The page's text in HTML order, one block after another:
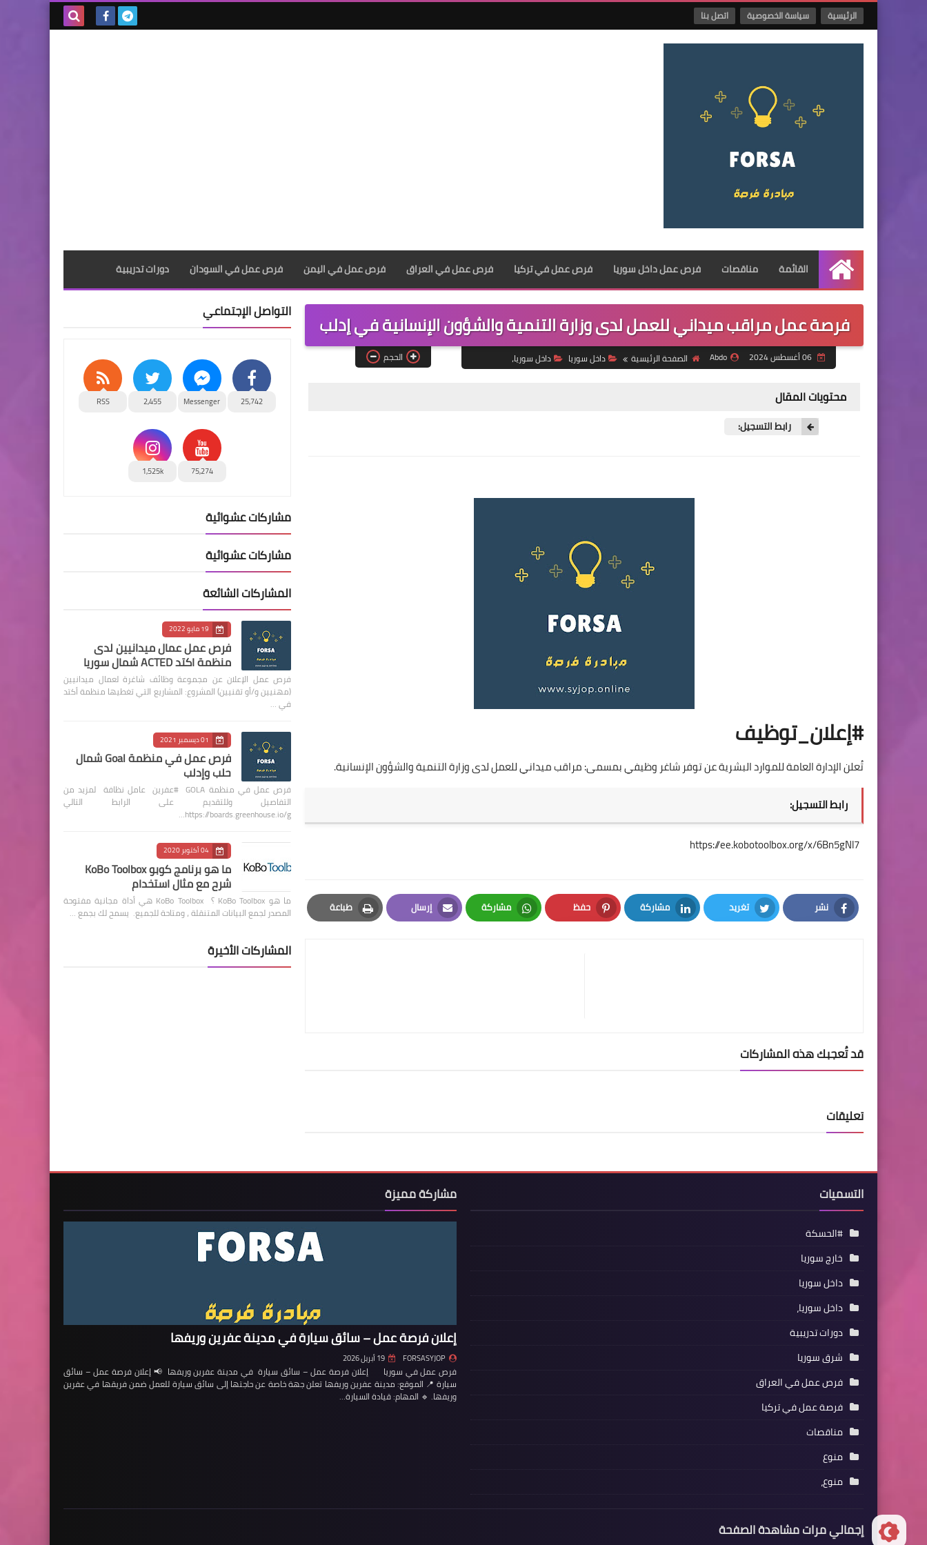
الرئيسية سياسة الخصوصية اتصل بنا
الرئيسية
القائمة مناقصات فرص عمل داخل سوريا فرص عمل في تركيا فرص عمل في العراق فرص عمل في اليمن فرص عمل في السودان دورات تدريبية
فرصة عمل مراقب ميداني للعمل لدى وزارة التنمية والشؤون الإنسانية في إدلب
06 أغسطس 2024 Abdo الصفحة الرئيسية داخل سوريا داخل سوريا، الحجم
محتويات المقال
رابط التسجيل:
#إعلان_توظيف
تُعلن الإدارة العامة للموارد البشرية عن توفر شاغر وظيفي بمسمى: مراقب ميداني للعمل لدى وزارة التنمية والشؤون الإنسانية.
رابط التسجيل:
https://ee.kobotoolbox.org/x/6Bn5gNl7
نشر
Facebook
تغريد
Twitter
مشاركة
LinkedIn
حفظ
Pinterest
مشاركة
Whatsapp
إرسال
Email
طباعة
Print
قد تُعجبك هذه المشاركات
تعليقات
التواصل الإجتماعي
25,742
Messenger
2,455
RSS
75,274
1,525k
مشاركات عشوائية
مشاركات عشوائية
المشاركات الشائعة
19 مايو 2022
فرص عمل عمال ميدانيين لدى
منظمة اكتد ACTED شمال سوريا
فرص عمل الإعلان عن مجموعة وظائف شاغرة لعمال ميدانيين
(مهنيين و/أو تقنيين) المشروع: المشاريع التي تغطيها منظمة أكتد
في …
01 ديسمبر 2021
فرص عمل في منظمة Goal شمال
حلب وإدلب
فرص عمل في منظمة GOLA #عفرين عامل نظافة لمزيد من
التفاصيل وللتقديم على الرابط التالي
https://boards.greenhouse.io/g…
04 أكتوبر 2020
ما هو برنامج كوبو KoBo Toolbox
شرح مع مثال استخدام
ما هو KoBo Toolbox ؟ KoBo Toolbox هي أداة مجانية مفتوحة
المصدر لجمع البيانات المتنقلة ، ومتاحة للجميع. يسمح لك بجمع …
المشاركات الأخيرة
التسميات
#الحسكة
خارج سوريا
داخل سوريا
داخل سوريا،
دورات تدريبية
شرق سوريا
فرص عمل في العراق
فرصة عمل في تركيا
مناقصات
منوع
منوع،
مشاركة مميزة
إعلان فرصة عمل – سائق سيارة في مدينة عفرين وريفها
FORSASYJOP 19 أبريل 2026
فرص عمل في سوريا إعلان فرصة عمل – سائق سيارة في مدينة عفرين وريفها 📢 إعلان فرصة عمل – سائق
سيارة 📍 الموقع: مدينة عفرين وريفها تعلن جهة خاصة عن حاجتها إلى سائق سيارة للعمل ضمن فريقها في عفرين
وريفها. 🔹 المهام: قيادة السيارة…
إجمالي مرات مشاهدة الصفحة